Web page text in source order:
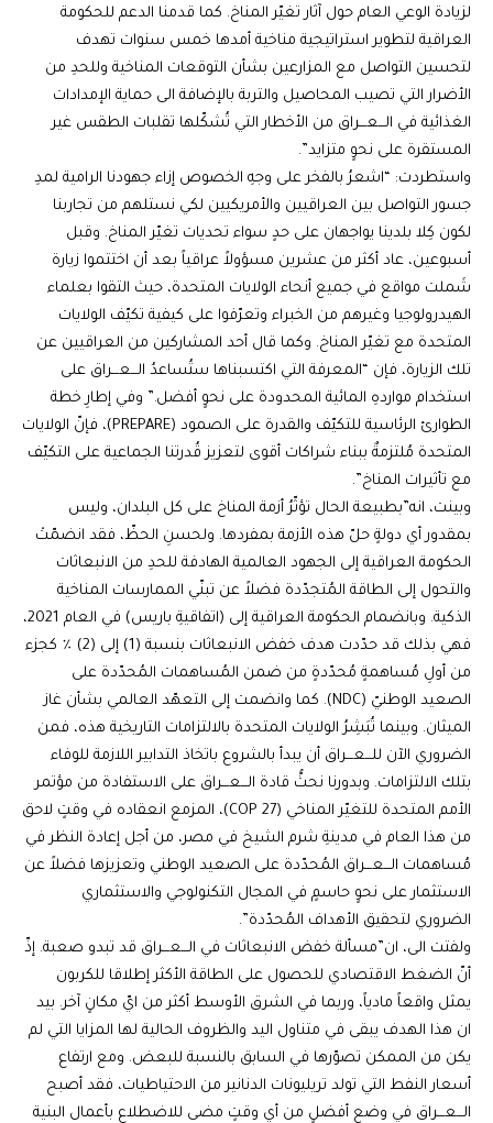
لزيادة الوعي العام حول آثار تغيّر المناخ. كما قدمنا الدعم للحكومة
العراقية لتطوير استراتيجية مناخية أمدها خمس سنوات تهدف
لتحسين التواصل مع المزارعين بشأن التوقعات المناخية وللحدِ من
الأضرار التي تصيب المحاصيل والتربة بالإضافة الى حماية الإمدادات
الغذائية في الـــعـــراق من الأخطار التي تُشكّلها تقلبات الطقس غير
المستقرة على نحوٍ متزايد”.
واستطردت: “اشعرُ بالفخر على وجهِ الخصوص إزاء جهودنا الرامية لمدِ
جسور التواصل بين العراقيين والأمريكيين لكي نستلهم من تجاربنا
لكون كِلا بلدينا يواجهان على حدٍ سواء تحديات تغيّر المناخ. وقبل
أسبوعين، عاد أكثر من عشرين مسؤولاً عراقياً بعد أن اختتموا زيارة
شَملت مواقع في جميع أنحاء الولايات المتحدة، حيث التقوا بعلماء
الهيدرولوجيا وغيرهم من الخبراء وتعرّفوا على كيفية تكيّف الولايات
المتحدة مع تغيّر المناخ. وكما قال أحد المشاركين من العراقيين عن
تلك الزيارة، فإن “المعرفة التي اكتسبناها ستُساعدُ الـــعـــراق على
استخدام مواردهِ المائية المحدودة على نحوٍ أفضل.” وفي إطارِ خطة
الطوارئ الرئاسية للتكيّف والقدرة على الصمود (PREPARE)، فإنّ الولايات
المتحدة مُلتزمةٌ ببناء شراكات أقوى لتعزيز قُدرتنا الجماعية على التكيّف
مع تأثيرات المناخ”.
وبينت، انه”بطبيعة الحال تؤثّرُ أزمة المناخ على كل البلدان، وليس
بمقدور أي دولةٍ حلّ هذه الأزمة بمفردها. ولحسنِ الحظّ، فقد انضمّتْ
الحكومة العراقية إلى الجهود العالمية الهادفة للحدِ من الانبعاثات
والتحول إلى الطاقة المُتجدّدة فضلاً عن تبنّي الممارسات المناخية
الذكية. وبانضمام الحكومة العراقية إلى (اتفاقيةِ باريس) في العام 2021،
فهي بذلك قد حدّدت هدف خفض الانبعاثات بنسبة (1) إلى (2) ٪ كجزء
من أولِ مُساهمةٍ مُحدّدةٍ من ضمن المُساهمات المُحدّدة على
الصعيد الوطنيّ (NDC). كما وانضمت إلى التعهّد العالمي بشأن غاز
الميثان. وبينما تُبَشِرُ الولايات المتحدة بالالتزامات التاريخية هذه، فمن
الضروري الآن للـــعـــراق أن يبدأ بالشروع باتخاذ التدابير اللازمة للوفاء
بتلك الالتزامات. وبدورنا نحثُّ قادة الـــعـــراق على الاستفادة من مؤتمر
الأمم المتحدة للتغيّر المناخي (COP 27)، المزمع انعقاده في وقتٍ لاحق
من هذا العام في مدينةِ شرم الشيخ في مصر، من أجل إعادة النظر في
مُساهمات الـــعـــراق المُحدّدة على الصعيد الوطني وتعزيزها فضلاً عن
الاستثمار على نحوٍ حاسمٍ في المجال التكنولوجي والاستثماري
الضروري لتحقيق الأهداف المُحدّدة”.
ولفتت الى، ان”مسألة خفض الانبعاثات في الـــعـــراق قد تبدو صعبة. إذّ
أنّ الضغط الاقتصادي للحصول على الطاقة الأكثر إطلاقا للكربون
يمثل واقعاً مادياً، وربما في الشرق الأوسط أكثر من ايّ مكانٍ آخر. بيد
ان هذا الهدف يبقى في متناول اليد والظروف الحالية لها المزايا التي لم
يكن من الممكن تصوّرها في السابق بالنسبة للبعض. ومع ارتفاع
أسعار النفط التي تولد تريليونات الدنانير من الاحتياطيات، فقد أصبح
الـــعـــراق في وضعٍ أفضلٍ من أي وقتٍ مضى للاضطلاع بأعمال البنية